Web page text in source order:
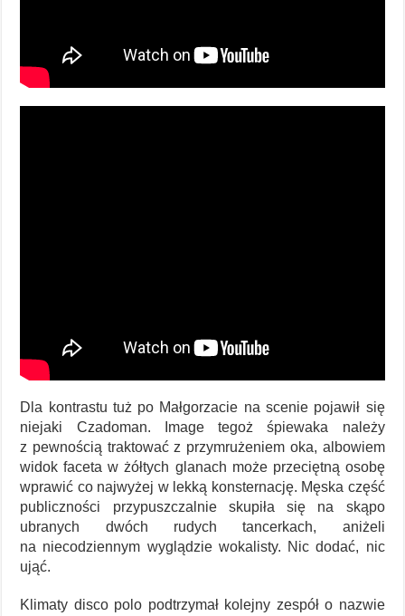
Dla kontrastu tuż po Małgorzacie na scenie pojawił się
niejaki Czadoman. Image tegoż śpiewaka należy
z pewnością traktować z przymrużeniem oka, albowiem
widok faceta w żółtych glanach może przeciętną osobę
wprawić co najwyżej w lekką konsternację. Męska część
publiczności przypuszczalnie skupiła się na skąpo
ubranych dwóch rudych tancerkach, aniżeli
na niecodziennym wyglądzie wokalisty. Nic dodać, nic
ująć.
Klimaty disco polo podtrzymał kolejny zespół o nazwie